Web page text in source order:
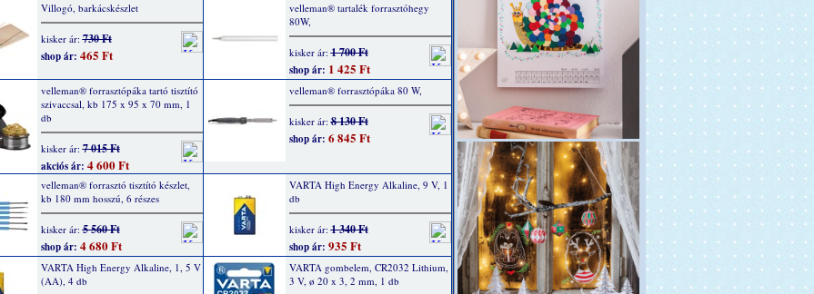
Villogó, barkácskészlet
kisker ár:730 Ft
shop ár: 465 Ft
velleman® tartalék forrasztóhegy
80W,
kisker ár:1 700 Ft
shop ár: 1 425 Ft
velleman® forrasztópáka tartó tisztító
szivaccsal, kb 175 x 95 x 70 mm, 1
db
kisker ár:7 015 Ft
akciós ár: 4 600 Ft
velleman® forrasztópáka 80 W,
kisker ár:8 130 Ft
shop ár: 6 845 Ft
velleman® forrasztó tisztító készlet,
kb 180 mm hosszú, 6 részes
kisker ár:5 560 Ft
shop ár: 4 680 Ft
VARTA High Energy Alkaline, 9 V, 1
db
kisker ár:1 340 Ft
shop ár: 935 Ft
VARTA High Energy Alkaline, 1, 5 V
(AA), 4 db
VARTA gombelem, CR2032 Lithium,
3 V, ø 20 x 3, 2 mm, 1 db